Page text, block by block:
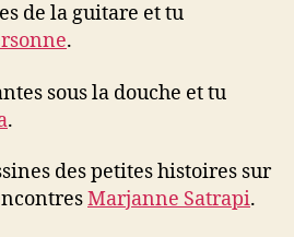
de la guitare et tu
.
sous la douche et tu
.
des petites histoires sur
Marjanne Satrapi.